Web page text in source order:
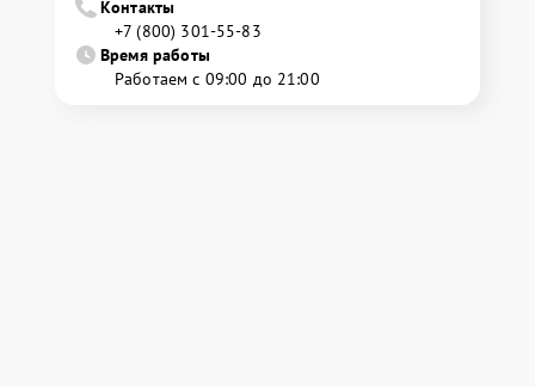
Контакты
+7 (800) 301-55-83
Время работы
Работаем с 09:00 до 21:00